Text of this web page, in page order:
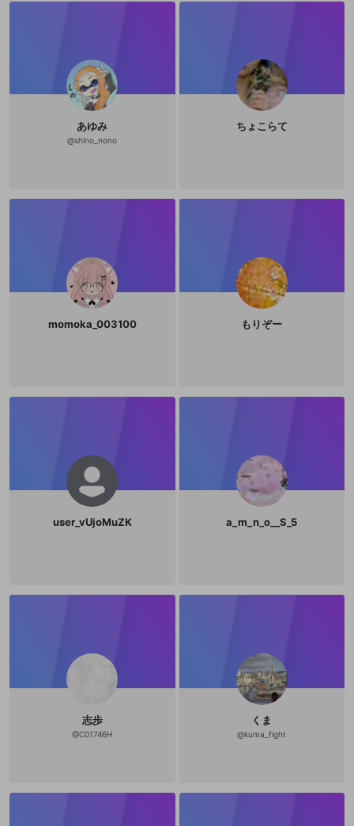
あゆみ
@shino_nono
ちょこらて
momoka_003100 もりぞー
user_vUjoMuZK a_m_n_o__S_5
志歩
@C01746H
くま
@kuma_fight